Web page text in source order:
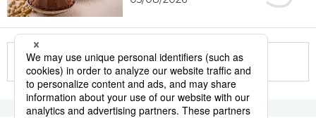
More in this series